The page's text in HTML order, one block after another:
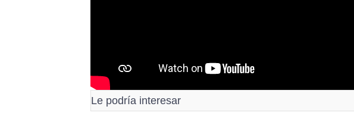
Le podría interesar